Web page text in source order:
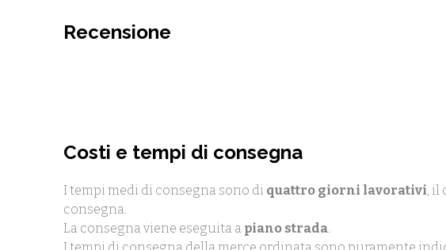
Recensione
Costi e tempi di consegna
I tempi medi di consegna sono di quattro giorni lavorativi, il
consegna.
La consegna viene eseguita a piano strada.